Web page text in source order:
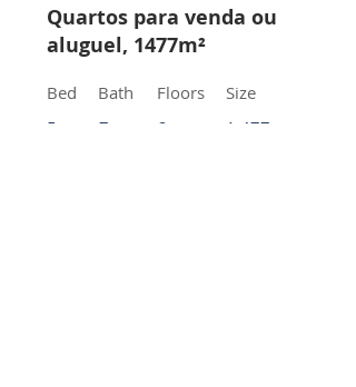
Quartos para venda ou
aluguel, 1477m²
Bed
5
Bath
7
Floors
2
Size
1.477